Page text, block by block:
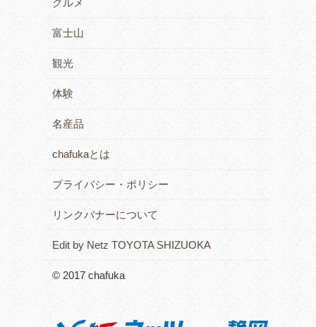
グルメ
富士山
観光
体験
名産品
chafukaとは
プライバシー・ポリシー
リンクバナーについて
Edit by Netz TOYOTA SHIZUOKA
© 2017 chafuka